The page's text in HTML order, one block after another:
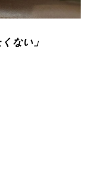
ない」